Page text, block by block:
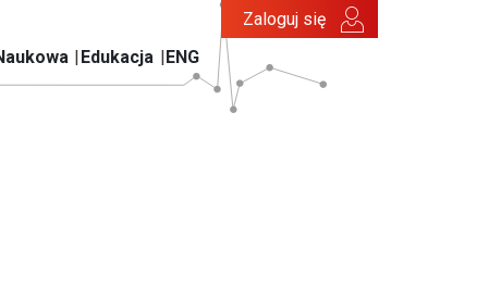
Edukacja ENG
Zaloguj się